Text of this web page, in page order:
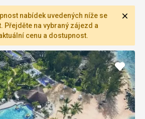
nabídek uvedených níže se
Přejděte na vybraný zájezd a
cenu a dostupnost.
Přidat
do